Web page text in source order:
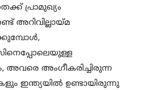
പ്രാമുഖ്യം
അറിവില്ലായ്മ
അവരെ അംഗീകരിച്ചിരുന്ന
ഇന്ത്യയില്‍ ഉണ്ടായിരുന്നു